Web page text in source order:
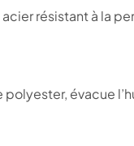
résistant à la
évacue